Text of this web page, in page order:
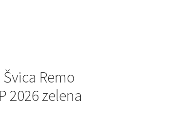
Remo
2026 zelena